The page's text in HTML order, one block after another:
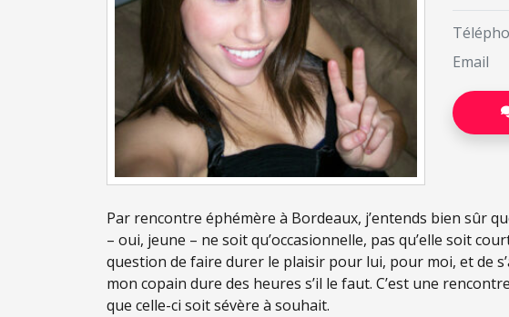
Email
Par rencontre éphémère à Bordeaux, j’entends bien sûr
– oui, jeune – ne soit qu’occasionnelle, pas qu’elle soit
question de faire durer le plaisir pour lui, pour moi, et de
mon copain dure des heures s’il le faut. C’est une
que celle-ci soit sévère à souhait.